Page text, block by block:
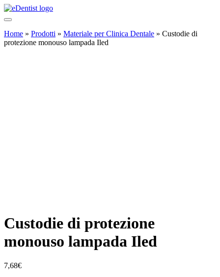
Home » Prodotti » Materiale per Clinica Dentale » Custodie di
protezione monouso lampada Iled
Custodie di protezione
monouso lampada Iled
7,68€